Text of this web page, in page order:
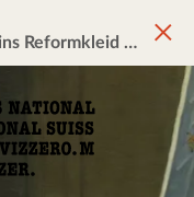
Raus aus dem Korsett, rein ins Reformkleid